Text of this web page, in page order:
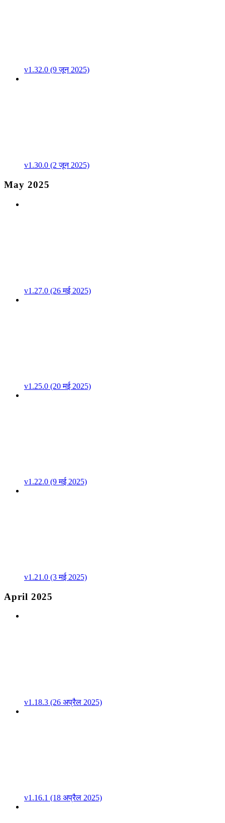
v1.32.0 (9 जून 2025)
v1.30.0 (2 जून 2025)
May 2025
v1.27.0 (26 मई 2025)
v1.25.0 (20 मई 2025)
v1.22.0 (9 मई 2025)
v1.21.0 (3 मई 2025)
April 2025
v1.18.3 (26 अप्रैल 2025)
v1.16.1 (18 अप्रैल 2025)